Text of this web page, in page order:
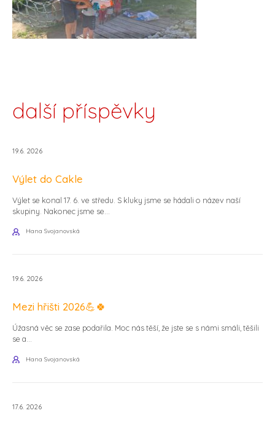
další příspěvky
19.6. 2026
Výlet do Cakle
Výlet se konal 17. 6. ve středu. S kluky jsme se hádali o název naší
skupiny. Nakonec jsme se...
Hana Svojanovská
19.6. 2026
Mezi hřišti 2026💪🍀
Úžasná věc se zase podařila. Moc nás těší, že jste se s námi smáli, těšili
se a...
Hana Svojanovská
17.6. 2026